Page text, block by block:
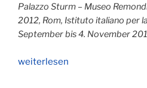
Palazzo Sturm – Museo
2012, Rom, Istituto italiano per
September bis 4. November
„Englische
weiterlesen